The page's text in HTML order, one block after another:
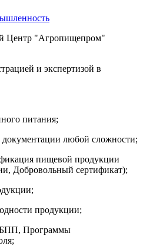
Центр "Агропищепром"
и экспертизой в
питания;
документации любой сложности;
пищевой продукции
Добровольный сертификат);
продукции;
Программы